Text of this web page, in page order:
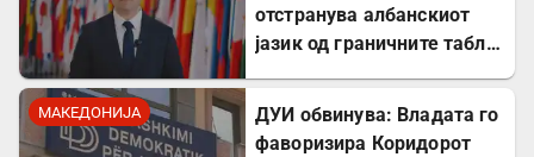
отстранува албанскиот
јазик од граничните табли,
МАКЕДОНИЈА
ДУИ обвинува: Владата го
фаворизира Коридорот